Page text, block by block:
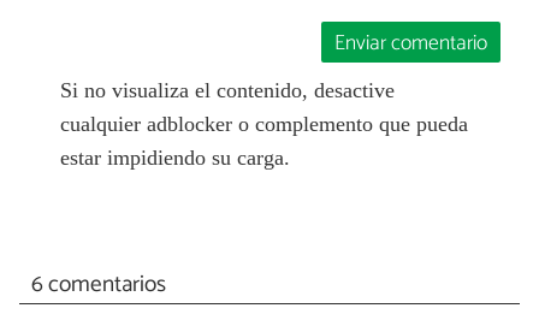
Enviar comentario
Si no visualiza el contenido, desactive
cualquier adblocker o complemento que pueda
estar impidiendo su carga.
6 comentarios